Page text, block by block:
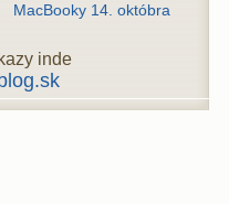
MacBooky 14. októbra
inde